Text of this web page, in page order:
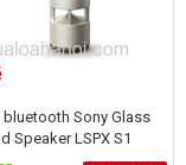
bluetooth Sony Glass
Speaker LSPX S1